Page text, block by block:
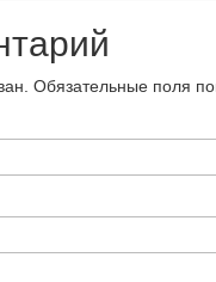
Обязательные поля